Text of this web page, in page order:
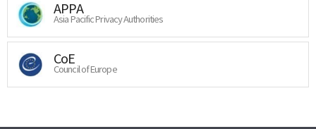
APPA
Asia Pacific Privacy Authorities
CoE
Council of Europe